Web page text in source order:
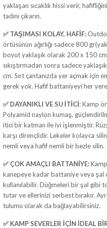
yaklaşan sıcaklık hissi verir,
tadını çıkarın.
✅ TAŞIMASI KOLAY, HAFİF:
örtüsünün ağırlığı sadece 800
boyut yaklaşık olarak 200 x 150
sıkıştırmadan sonra sadece
cm. Sırt çantanızda yer açmak için
gerek yok. Hafif battaniyeyi her
✅ DAYANIKLI VE SU İTİCİ: Kamp
Polyamid naylon kumaş,
itici bir katman ile iyi işlenmiştir.
karşı dirençlidir. Lekeler kolayca
nemli veya hafif nemli bir bezle silin.
✅ ÇOK AMAÇLI BATTANİYE:
kanepeye kadar battaniye veya şal
kullanılabilir. Düğmeleri bir şal gibi
tutar ve ellerinizi serbest bırakır.
tulumu olarak da bağlayabilirsiniz.
✅ KAMP SEVERLER İÇİN İDEAL